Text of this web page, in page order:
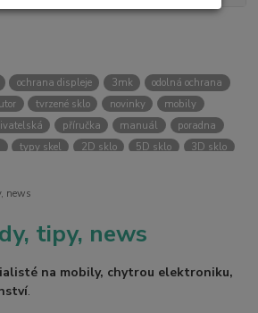
ochrana displeje 3mk
odolná ochrana
tvrzené sklo novinky
mobily
příručka manuál
poradna
typy skel 2D sklo 5D sklo
3D sklo
reseller pouzdra kryty
news
tipy, news
na mobily, chytrou elektroniku,
.